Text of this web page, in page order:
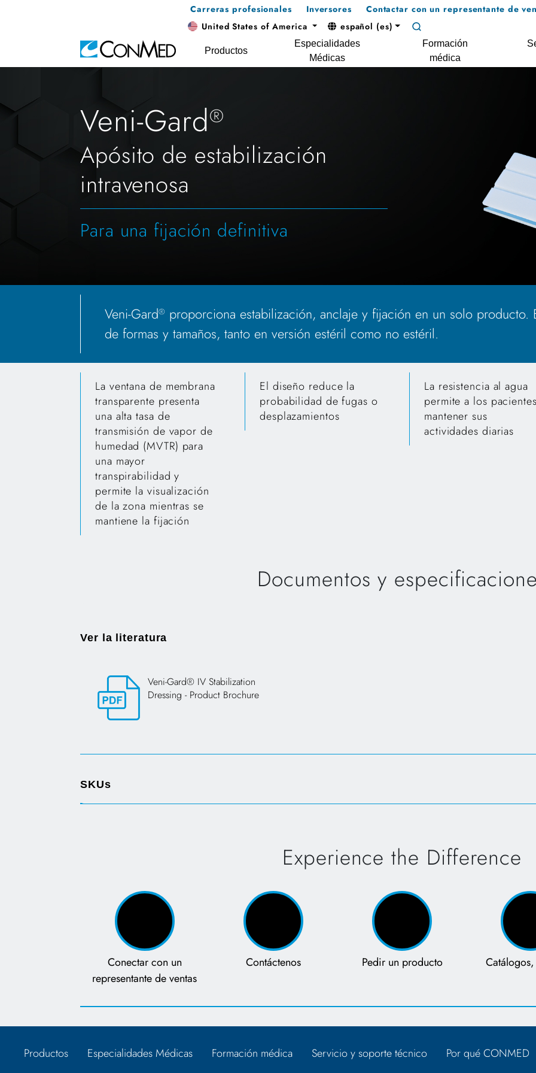
Productos
Especialidades
Médicas
Formación
médica
Carreras profesionales Inversores
Contactar con un representante de
United States of America
español (es)
Veni-Gard®
Apósito de estabilización
intravenosa
Para una fijación definitiva
Veni-Gard® proporciona estabilización, anclaje y fijación en un solo producto.
de formas y tamaños, tanto en versión estéril como no estéril.
La ventana de membrana
transparente presenta
una alta tasa de
transmisión de vapor de
humedad (MVTR) para
una mayor
transpirabilidad y
permite la visualización
de la zona mientras se
mantiene la fijación
El diseño reduce la
probabilidad de fugas o
desplazamientos
La resistencia al agua
permite a los
mantener sus
actividades diarias
Documentos y
Ver la literatura
Veni-Gard® IV Stabilization
Dressing - Product Brochure
SKUs
Experience the Difference
Conectar con un
representante de ventas
Contáctenos Pedir un producto Catálogos,
Productos Especialidades Médicas Formación médica Servicio y soporte técnico Por qué CONMED